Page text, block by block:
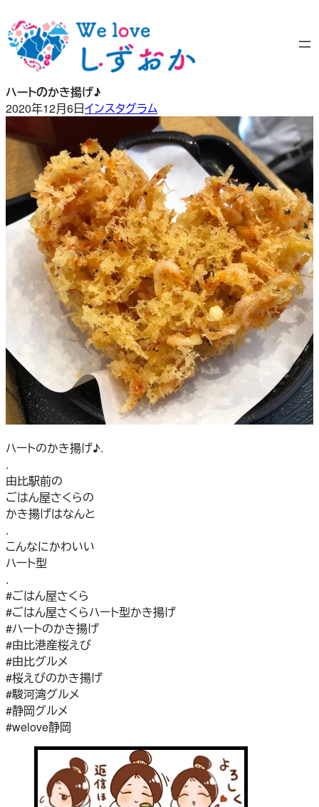
容
を
ッ
プ
ハートのかき揚げ♪
2020年12月6日インスタグラム
ハートのかき揚げ♪.
.
由比駅前の
ごはん屋さくらの
かき揚げはなんと
.
こんなにかわいい
ハート型
.
#ごはん屋さくら
#ごはん屋さくらハート型かき揚げ
#ハートのかき揚げ
#由比港産桜えび
#由比グルメ
#桜えびのかき揚げ
#駿河湾グルメ
#静岡グルメ
#welove静岡